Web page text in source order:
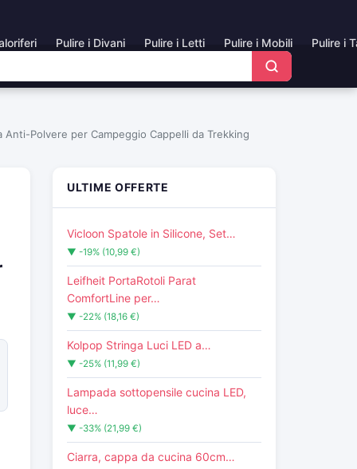
Pulire i Divani Pulire i Letti Pulire i Mobili Pulire i
Polvere per Campeggio Cappelli da Trekking
ULTIME OFFERTE
Vicloon Spatole in Silicone, Set…
▼ -19% (10,99 €)
Leifheit PortaRotoli Parat
ComfortLine per…
▼ -22% (18,16 €)
Kolpop Stringa Luci LED a…
▼ -25% (11,99 €)
Lampada sottopensile cucina LED,
luce…
▼ -33% (21,99 €)
Ciarra, cappa da cucina 60cm…